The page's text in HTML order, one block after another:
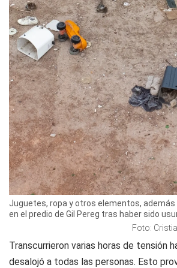
Juguetes, ropa y otros elementos, además
en el predio de Gil Pereg tras haber sido
Foto:
Transcurrieron varias horas de tensión
desalojó a todas las personas. Esto